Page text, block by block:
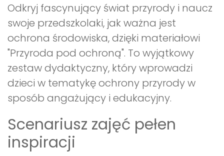
Odkryj fascynujący świat przyrody i naucz
swoje przedszkolaki, jak ważna jest
ochrona środowiska, dzięki materiałowi
"Przyroda pod ochroną". To wyjątkowy
zestaw dydaktyczny, który wprowadzi
dzieci w tematykę ochrony przyrody w
sposób angażujący i edukacyjny.
Scenariusz zajęć pełen
inspiracji